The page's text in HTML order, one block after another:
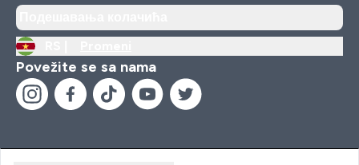
Povežite se sa nama